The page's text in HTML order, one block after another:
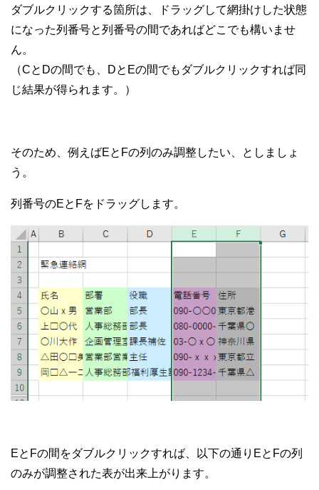
ダブルクリックする箇所は、ドラッグして網掛けした状態
になった列番号と列番号の間であればどこでも構いませ
ん。
（CとDの間でも、DとEの間でもダブルクリックすれば同
じ結果が得られます。）
そのため、例えばEとFの列のみ調整したい、としましょ
う。
列番号のEとFをドラッグします。
EとFの間をダブルクリックすれば、以下の通りEとFの列
のみが調整された表が出来上がります。